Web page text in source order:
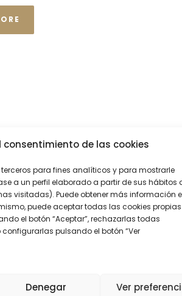
consentimiento de las cookies
para fines analíticos y para mostrarle
a un perfil elaborado a partir de sus hábitos
visitadas). Puede obtener más información
puede aceptar todas las cookies
el botón “Aceptar”, rechazarlas todas
pulsando el botón “Ver
Denegar Ver